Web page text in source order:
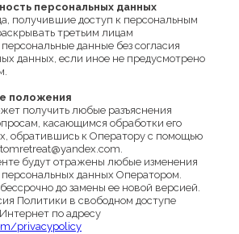
персональных данных
получившие доступ к персональным
третьим лицам
данные без согласия
данных, если иное не предусмотрено
положения
получить любые разъяснения
касающимся обработки его
обратившись к Оператору с помощью
будут отражены любые изменения
данных Оператором.
до замены ее новой версией.
Политики в свободном доступе
по адресу
privacypolicy